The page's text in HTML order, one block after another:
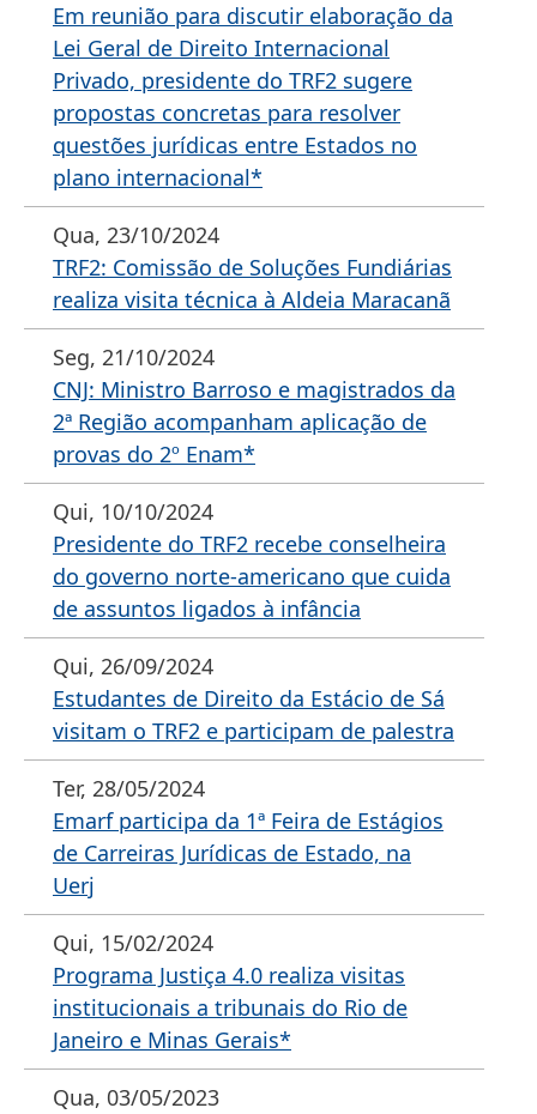
Em reunião para discutir elaboração da
Lei Geral de Direito Internacional
Privado, presidente do TRF2 sugere
propostas concretas para resolver
questões jurídicas entre Estados no
plano internacional*
Qua, 23/10/2024
TRF2: Comissão de Soluções Fundiárias
realiza visita técnica à Aldeia Maracanã
Seg, 21/10/2024
CNJ: Ministro Barroso e magistrados da
2ª Região acompanham aplicação de
provas do 2º Enam*
Qui, 10/10/2024
Presidente do TRF2 recebe conselheira
do governo norte-americano que cuida
de assuntos ligados à infância
Qui, 26/09/2024
Estudantes de Direito da Estácio de Sá
visitam o TRF2 e participam de palestra
Ter, 28/05/2024
Emarf participa da 1ª Feira de Estágios
de Carreiras Jurídicas de Estado, na
Uerj
Qui, 15/02/2024
Programa Justiça 4.0 realiza visitas
institucionais a tribunais do Rio de
Janeiro e Minas Gerais*
Qua, 03/05/2023